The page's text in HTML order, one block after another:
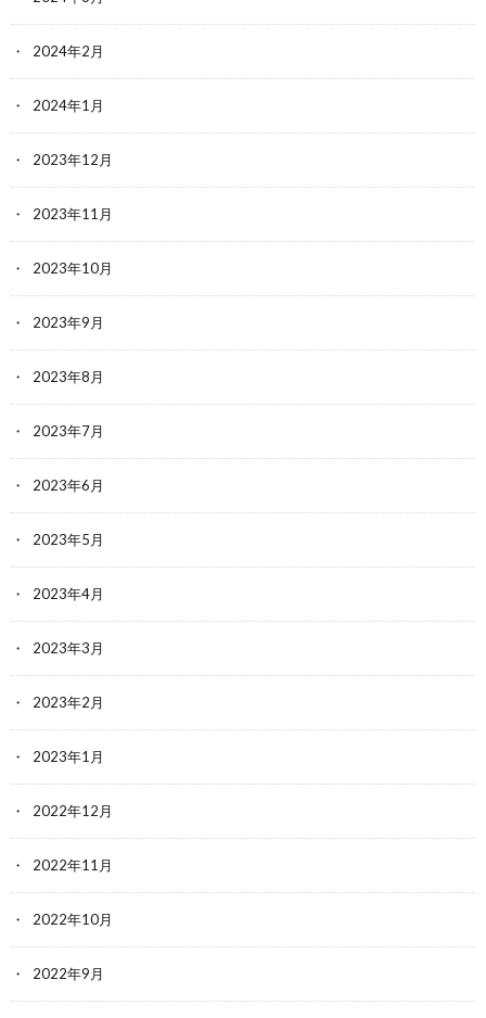
2024年2月
2024年1月
2023年12月
2023年11月
2023年10月
2023年9月
2023年8月
2023年7月
2023年6月
2023年5月
2023年4月
2023年3月
2023年2月
2023年1月
2022年12月
2022年11月
2022年10月
2022年9月